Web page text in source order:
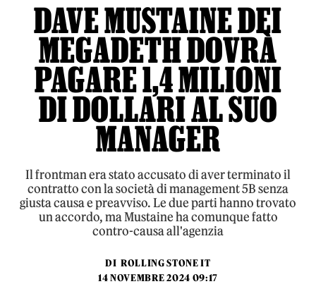
DAVE MUSTAINE DEI
MEGADETH DOVRÀ
PAGARE 1,4 MILIONI
DI DOLLARI AL SUO
MANAGER
Il frontman era stato accusato di aver terminato il
contratto con la società di management 5B senza
giusta causa e preavviso. Le due parti hanno trovato
un accordo, ma Mustaine ha comunque fatto
contro-causa all'agenzia
DI ROLLING STONE IT
14 NOVEMBRE 2024 09:17